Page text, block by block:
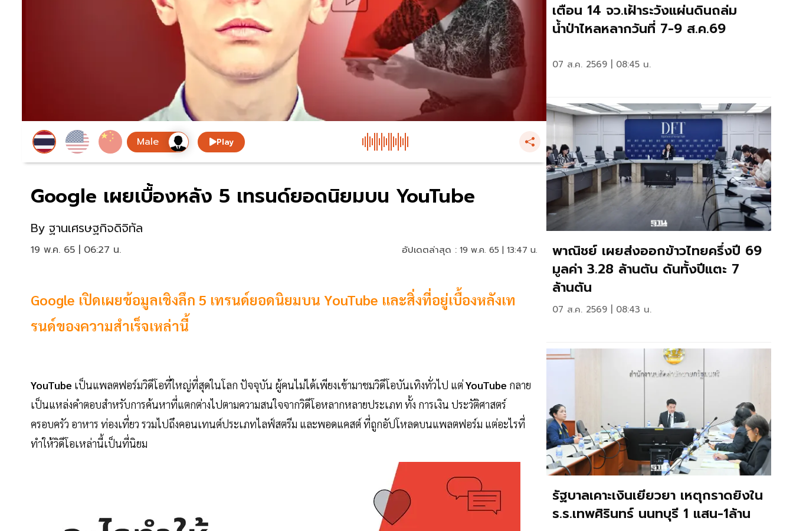
Play
Google เผยเบื้องหลัง 5 เทรนด์ยอดนิยมบน YouTube
By ฐานเศรษฐกิจดิจิทัล
19 พ.ค. 65 | 06:27 น. อัปเดตล่าสุด : 19 พ.ค. 65 | 13:47 น.
Google เปิดเผยข้อมูลเชิงลึก 5 เทรนด์ยอดนิยมบน YouTube และสิ่งที่อยู่เบื้องหลังเท
รนด์ของความสำเร็จเหล่านี้
YouTube เป็นแพลตฟอร์มวิดีโอที่ใหญ่ที่สุดในโลก ปัจจุบัน ผู้คนไม่ได้เพียงเข้ามาชมวิดีโอบันเทิงทั่วไป แต่YouTube กลาย
เป็นแหล่งคำตอบสำหรับการค้นหาที่แตกต่างไปตามความสนใจจากวิดีโอหลากหลายประเภท ทั้ง การเงิน ประวัติศาสตร์
ครอบครัว อาหาร ท่องเที่ยว รวมไปถึงคอนเทนต์ประเภทไลฟ์สตรีม และพอดแคสต์ ที่ถูกอัปโหลดบนแพลตฟอร์ม แต่อะไรที่
ทำให้วิดีโอเหล่านี้เป็นที่นิยม
เตือน 14 จว.เฝ้าระวังแผ่นดินถล่ม
น้ำป่าไหลหลากวันที่ 7-9 ส.ค.69
07 ส.ค. 2569 | 08:45 น.
พาณิชย์ เผยส่งออกข้าวไทยครึ่งปี 69
มูลค่า 3.28 ล้านตัน ดันทั้งปีแตะ 7
ล้านตัน
07 ส.ค. 2569 | 08:43 น.
รัฐบาลเคาะเงินเยียวยา เหตุกราดยิงใน
ร.ร.เทพศิรินทร์ นนทบุรี 1 แสน-1ล้าน